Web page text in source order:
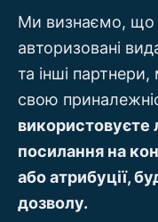
Ми визнаємо, що
авторизовані
та інші
свою
використовуєте
посилання на
або атрибуції,
дозволу.